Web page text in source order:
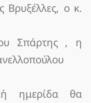
Βρυξέλλες, ο κ.
Σπάρτης , η
ημερίδα θα